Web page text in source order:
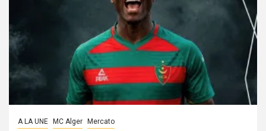
A LA UNE MC Alger Mercato